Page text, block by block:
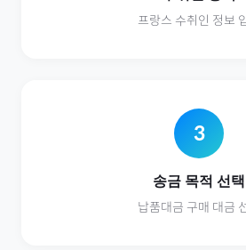
프랑스 수취인 정보
3
송금 목적 선택
납품대금 구매 대금